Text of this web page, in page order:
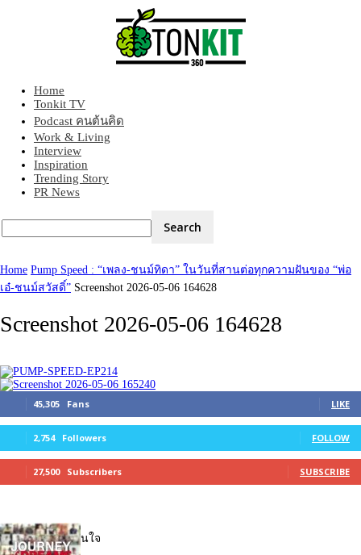
Home
Tonkit TV
Podcast คนต้นคิด
Work & Living
Interview
Inspiration
Trending Story
PR News
Home Pump Speed : “เพลง-ชนม์ทิดา” ในวันที่สานต่อทุกความฝันของ “พ่อ
เอ๋-ชนม์สวัสดิ์” Screenshot 2026-05-06 164628
Screenshot 2026-05-06 164628
45,305 Fans LIKE
2,754 Followers FOLLOW
27,500 Subscribers SUBSCRIBE
บทความที่น่าสนใจ